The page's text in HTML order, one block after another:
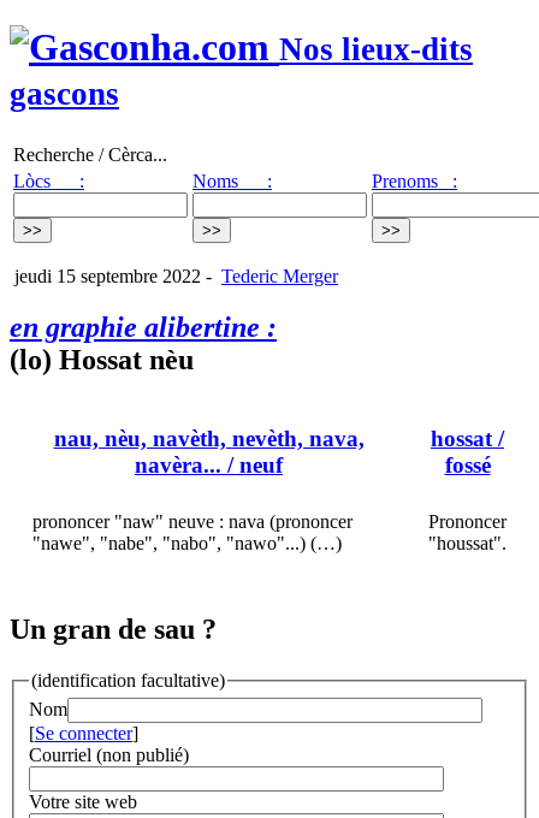
Nos lieux-dits
gascons
Recherche / Cèrca...
Lòcs :
Noms : Prenoms :
jeudi 15 septembre 2022 - Tederic Merger
en graphie alibertine :
(lo) Hossat nèu
nau, nèu, navèth, nevèth, nava,
navèra... / neuf
prononcer "naw" neuve : nava (prononcer
"nawe", "nabe", "nabo", "nawo"...) (…)
hossat/
fossé
Prononcer
"houssat".
Un gran de sau ?
(identification facultative)
Nom
[Se connecter]
Courriel (non publié)
Votre site web